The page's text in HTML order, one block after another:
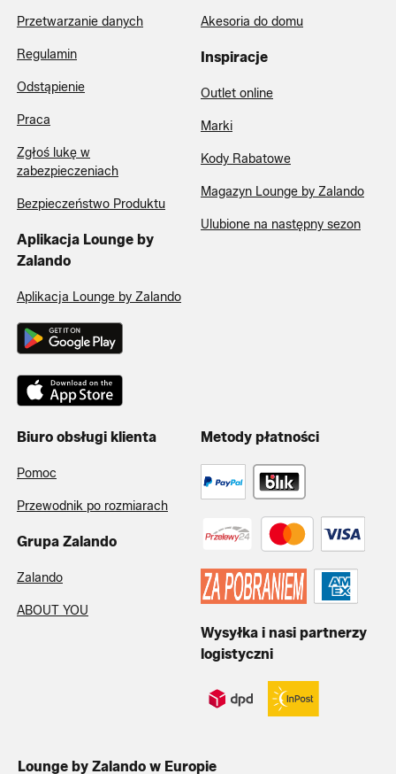
Przetwarzanie danych
Regulamin
Odstąpienie
Praca
Zgłoś lukę w
zabezpieczeniach
Bezpieczeństwo Produktu
Aplikacja Lounge by
Zalando
Aplikacja Lounge by Zalando
Akesoria do domu
Inspiracje
Outlet online
Marki
Kody Rabatowe
Magazyn Lounge by Zalando
Ulubione na następny sezon
Biuro obsługi klienta
Pomoc
Przewodnik po rozmiarach
Grupa Zalando
Zalando
ABOUT YOU
Metody płatności
Wysyłka i nasi partnerzy
logistyczni
Lounge by Zalando w Europie